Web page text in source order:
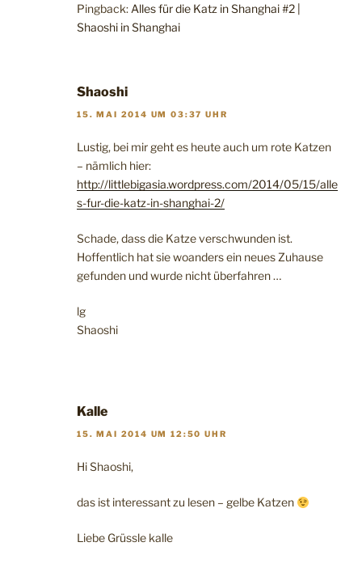
Pingback: Alles für die Katz in Shanghai #2 |
Shaoshi in Shanghai
Shaoshi
15. MAI 2014 UM 03:37 UHR
Lustig, bei mir geht es heute auch um rote Katzen
– nämlich hier:
http://littlebigasia.wordpress.com/2014/05/15/alle
s-fur-die-katz-in-shanghai-2/
Schade, dass die Katze verschwunden ist.
Hoffentlich hat sie woanders ein neues Zuhause
gefunden und wurde nicht überfahren …
lg
Shaoshi
Kalle
15. MAI 2014 UM 12:50 UHR
Hi Shaoshi,
das ist interessant zu lesen – gelbe Katzen
Liebe Grüssle kalle